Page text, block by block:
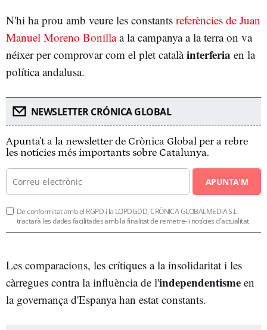
N'hi ha prou amb veure les constants referències de Juan
Manuel Moreno Bonillaa la campanya a la terra on va
néixer per comprovar com el plet catalàinterferia en la
política andalusa.
NEWSLETTER CRÓNICA GLOBAL
Apunta't a la newsletter de Crònica Global per a rebre
les notícies més importants sobre Catalunya.
APUNTA'M
De conformitat amb el RGPD i la LOPDGDD, CRÒNICA GLOBALMEDIA S.L.
tractarà les dades facilitades amb la finalitat de remetre-li notícies d'actualitat.
Les comparacions, les crítiques a la insolidaritat i les
càrregues contra la influència de l'independentisme en
la governança d'Espanya han estat constants.